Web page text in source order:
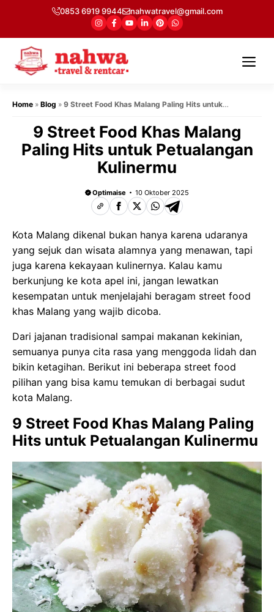
isi
0853 6919 9944 nahwatravel@gmail.com
Home » Blog » 9 Street Food Khas Malang Paling Hits untuk
9 Street Food Khas Malang
Paling Hits untuk Petualangan
Kulinermu
Optimaise 10 Oktober 2025
Kota Malang dikenal bukan hanya karena udaranya
yang sejuk dan wisata alamnya yang menawan, tapi
juga karena kekayaan kulinernya. Kalau kamu
berkunjung ke kota apel ini, jangan lewatkan
kesempatan untuk menjelajahi beragam street food
khas Malang yang wajib dicoba.
Dari jajanan tradisional sampai makanan kekinian,
semuanya punya cita rasa yang menggoda lidah dan
bikin ketagihan. Berikut ini beberapa street food
pilihan yang bisa kamu temukan di berbagai sudut
kota Malang.
9 Street Food Khas Malang Paling
Hits untuk Petualangan Kulinermu